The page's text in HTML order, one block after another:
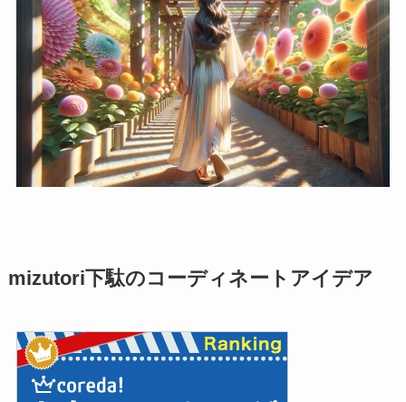
mizutori下駄のコーディネートアイデア